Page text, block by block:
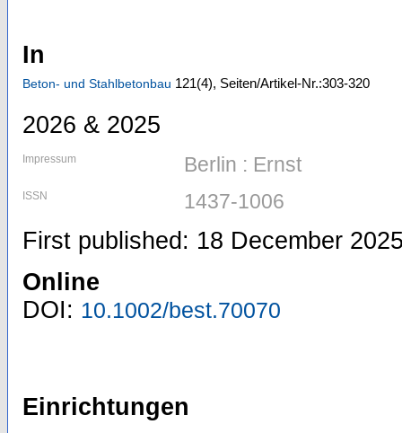
In
Beton- und Stahlbetonbau 121(4), Seiten/Artikel-Nr.:303-320
2026 & 2025
Impressum Berlin : Ernst
ISSN 1437-1006
First published: 18 December
Online
DOI: 10.1002/best.70070
Einrichtungen